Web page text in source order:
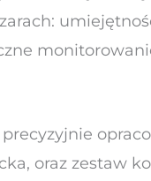
nich
precyzyjnie